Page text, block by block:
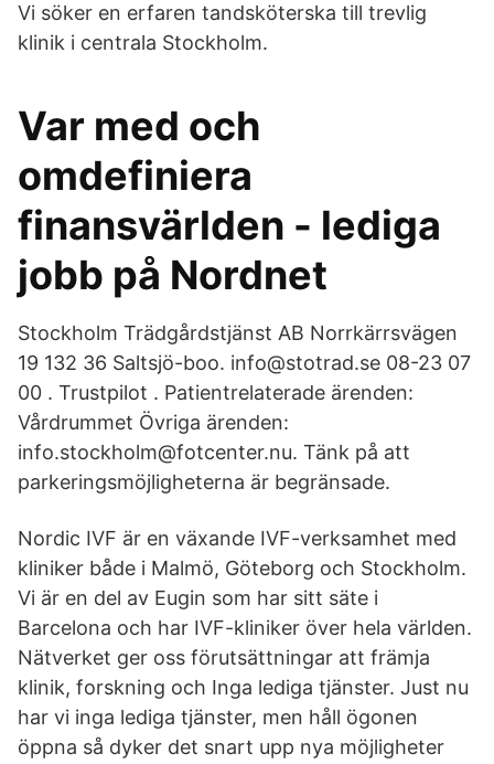
Vi söker en erfaren tandsköterska till trevlig
klinik i centrala Stockholm.
Var med och
omdefiniera
finansvärlden - lediga
jobb på Nordnet
Stockholm Trädgårdstjänst AB Norrkärrsvägen
19 132 36 Saltsjö-boo. info@stotrad.se 08-23 07
00 . Trustpilot . Patientrelaterade ärenden:
Vårdrummet Övriga ärenden:
info.stockholm@fotcenter.nu. Tänk på att
parkeringsmöjligheterna är begränsade.
Nordic IVF är en växande IVF-verksamhet med
kliniker både i Malmö, Göteborg och Stockholm.
Vi är en del av Eugin som har sitt säte i
Barcelona och har IVF-kliniker över hela världen.
Nätverket ger oss förutsättningar att främja
klinik, forskning och Inga lediga tjänster. Just nu
har vi inga lediga tjänster, men håll ögonen
öppna så dyker det snart upp nya möjligheter